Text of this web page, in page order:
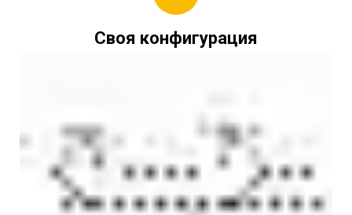
Своя конфигурация